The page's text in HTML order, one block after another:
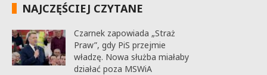
NAJCZĘŚCIEJ CZYTANE
Czarnek zapowiada „Straż
Praw”, gdy PiS przejmie
władzę. Nowa służba miałaby
działać poza MSWiA